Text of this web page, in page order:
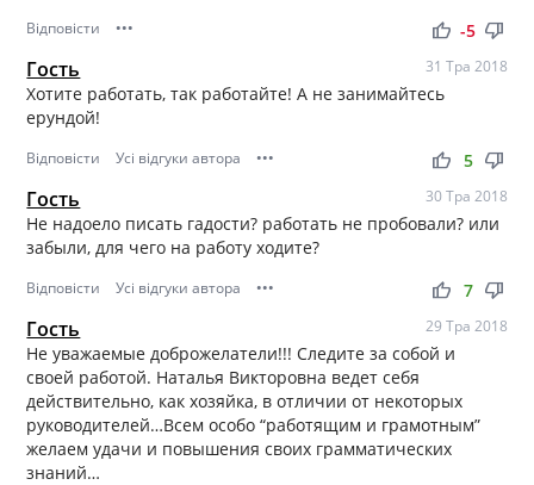
Відповісти ••• thumb_up thumb_down
-5
Гость 31 Тра 2018
Хотите работать, так работайте! А не занимайтесь
ерундой!
Відповісти Усі відгуки автора ••• thumb_up thumb_down
5
Гость 30 Тра 2018
Не надоело писать гадости? работать не пробовали? или
забыли, для чего на работу ходите?
Відповісти Усі відгуки автора ••• thumb_up thumb_down
7
Гость 29 Тра 2018
Не уважаемые доброжелатели!!! Следите за собой и
своей работой. Наталья Викторовна ведет себя
действительно, как хозяйка, в отличии от некоторых
руководителей…Всем особо “работящим и грамотным”
желаем удачи и повышения своих грамматических
знаний…